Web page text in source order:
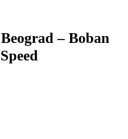
– Boban
Speed